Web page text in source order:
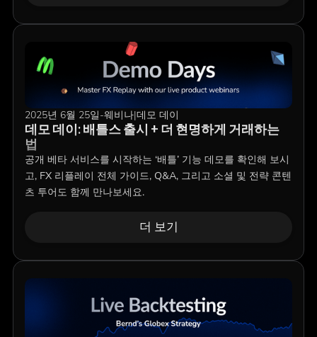
2025년 6월 25일-웨비나|데모 데이
데모 데이: 배틀스 출시 + 더 현명하게 거래하는
법
공개 베타 서비스를 시작하는 ‘배틀’ 기능 데모를 확인해 보시
고, FX 리플레이 전체 가이드, Q&A, 그리고 소셜 및 전략 콘텐
츠 투어도 함께 만나보세요.
더 보기